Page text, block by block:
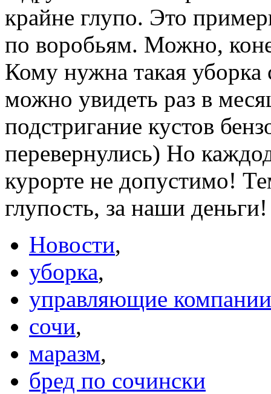
крайне глупо. Это
по воробьям. Можно,
Кому нужна такая уборка
можно увидеть раз в
подстригание кустов
перевернулись) Но
курорте не допустимо!
глупость, за наши деньги!
Новости,
уборка,
управляющие компании
сочи,
маразм,
бред по сочински